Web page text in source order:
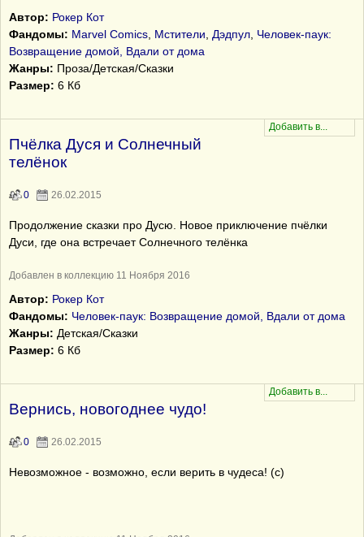
Автор: Рокер Кот
Фандомы: Marvel Comics Мстители Дэдпул Человек-паук:
Возвращение домой, Вдали от дома
Жанры: Проза/Детская/Сказки
Размер: 6 Кб
Пчёлка Дуся и Солнечный
телёнок
0 26.02.2015
Продолжение сказки про Дусю. Новое приключение пчёлки
Дуси, где она встречает Солнечного телёнка
Добавлен в коллекцию 11 Ноября 2016
Автор: Рокер Кот
Фандомы: Человек-паук: Возвращение домой, Вдали от дома
Жанры: Детская/Сказки
Размер: 6 Кб
Вернись, новогоднее чудо!
0 26.02.2015
Невозможное - возможно, если верить в чудеса! (с)